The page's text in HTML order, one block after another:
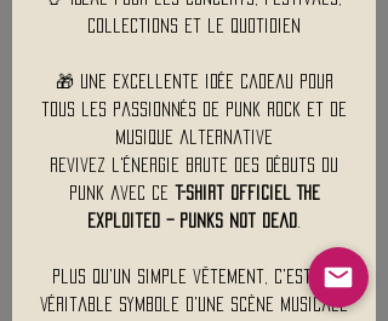
collections et le quotidien
🎁 Une excellente idée cadeau pour
tous les passionnés de punk rock et de
musique alternative
Revivez l'énergie brute des débuts du
punk avec ce
t-shirt officiel The
Exploited – Punks Not Dead
Plus qu'un simple vêtement, c'est un
véritable symbole d'une scène musicale